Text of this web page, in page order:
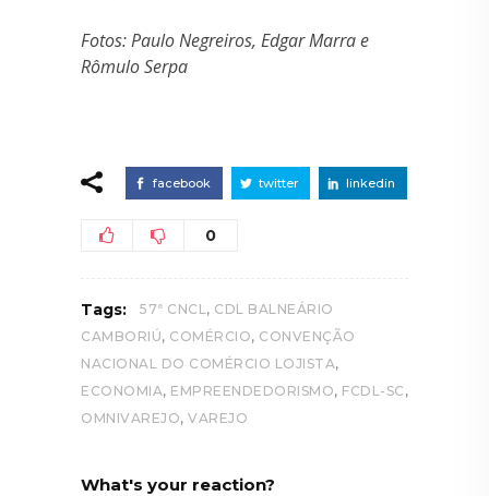
Fotos: Paulo Negreiros, Edgar Marra e
Rômulo Serpa
facebook twitter linkedin
0
Tags: 57ª CNCL , CDL BALNEÁRIO
CAMBORIÚ, COMÉRCIO, CONVENÇÃO
NACIONAL DO COMÉRCIO LOJISTA,
ECONOMIA, EMPREENDEDORISMO, FCDL-SC ,
OMNIVAREJO, VAREJO
What's your reaction?